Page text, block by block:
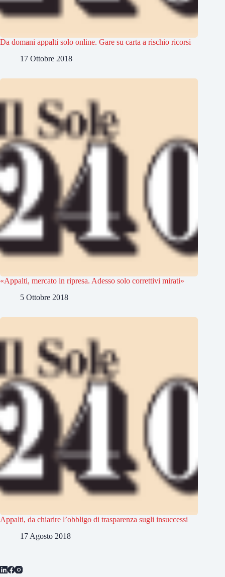
Da domani appalti solo online. Gare su carta a rischio ricorsi
17 Ottobre 2018
«Appalti, mercato in ripresa. Adesso solo correttivi mirati»
5 Ottobre 2018
Appalti, da chiarire l’obbligo di trasparenza sugli insuccessi
17 Agosto 2018